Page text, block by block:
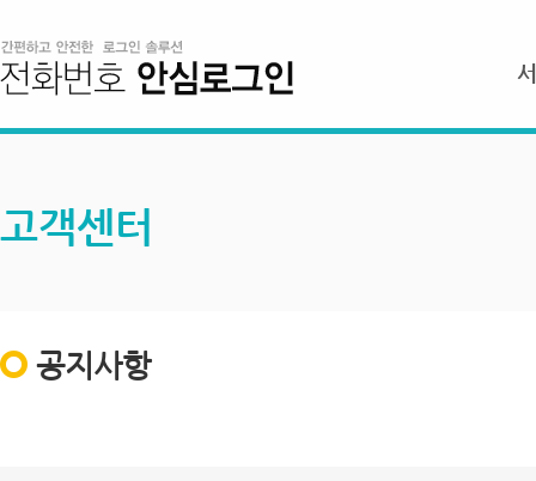
고객센터
공지사항